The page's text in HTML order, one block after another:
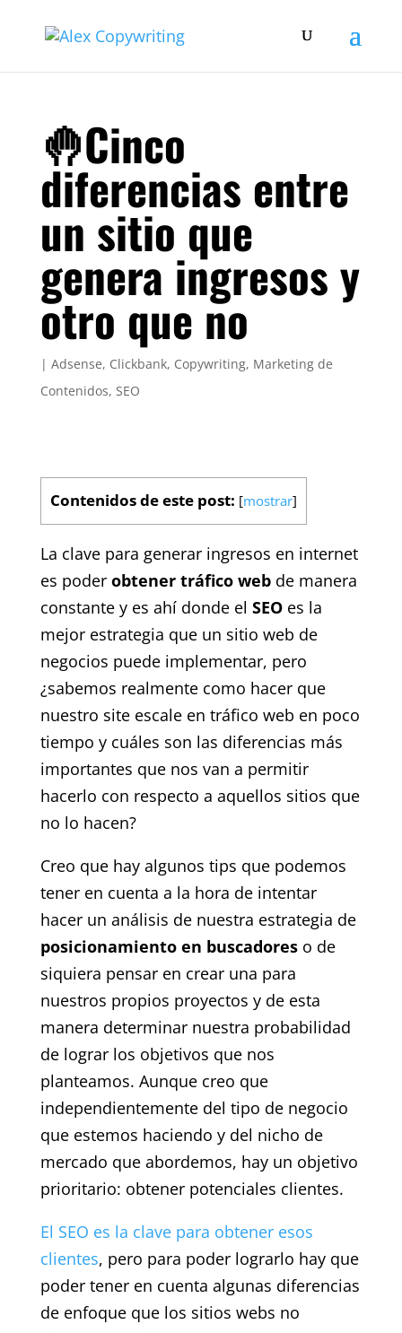
🤚Cinco
diferencias entre
un sitio que
genera ingresos y
otro que no
| Adsense, Clickbank, Copywriting, Marketing de
Contenidos, SEO
Contenidos de este post: [mostrar]
La clave para generar ingresos en internet
es poder obtener tráfico webde manera
constante y es ahí donde el SEOes la
mejor estrategia que un sitio web de
negocios puede implementar, pero
¿sabemos realmente como hacer que
nuestro site escale en tráfico web en poco
tiempo y cuáles son las diferencias más
importantes que nos van a permitir
hacerlo con respecto a aquellos sitios que
no lo hacen?
Creo que hay algunos tips que podemos
tener en cuenta a la hora de intentar
hacer un análisis de nuestra estrategia de
posicionamiento en buscadoreso de
siquiera pensar en crear una para
nuestros propios proyectos y de esta
manera determinar nuestra probabilidad
de lograr los objetivos que nos
planteamos. Aunque creo que
independientemente del tipo de negocio
que estemos haciendo y del nicho de
mercado que abordemos, hay un objetivo
prioritario: obtener potenciales clientes.
El SEO es la clave para obtener esos
clientes, pero para poder lograrlo hay que
poder tener en cuenta algunas diferencias
de enfoque que los sitios webs no